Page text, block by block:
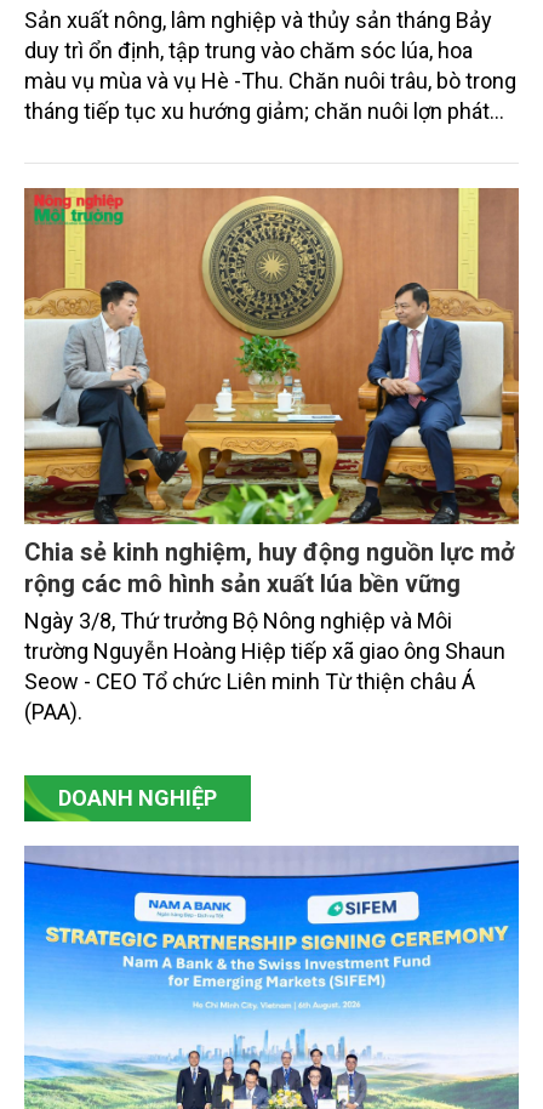
Sản xuất nông, lâm nghiệp và thủy sản tháng Bảy
duy trì ổn định, tập trung vào chăm sóc lúa, hoa
màu vụ mùa và vụ Hè -Thu. Chăn nuôi trâu, bò trong
tháng tiếp tục xu hướng giảm; chăn nuôi lợn phát
trưởng khá. Diện tích rừng trồng mới và sản lượng
thủy sản đều tăng nhẹ.
Chia sẻ kinh nghiệm, huy động nguồn lực mở
rộng các mô hình sản xuất lúa bền vững
Ngày 3/8, Thứ trưởng Bộ Nông nghiệp và Môi
trường Nguyễn Hoàng Hiệp tiếp xã giao ông Shaun
Seow - CEO Tổ chức Liên minh Từ thiện châu Á
(PAA).
DOANH NGHIỆP